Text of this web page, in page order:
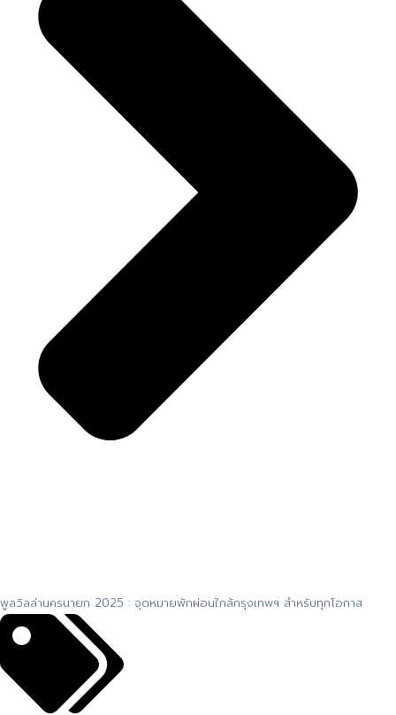
พูลวิลล่านครนายก 2025 : จุดหมายพักผ่อนใกล้กรุงเทพฯ สำหรับทุกโอกาส